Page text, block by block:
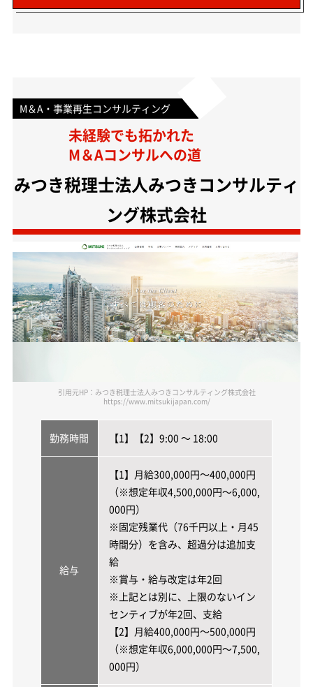
M＆A・事業再生コンサルティング
未経験でも拓かれた
M＆Aコンサルへの道
みつき税理士法人みつきコンサルティ
ング株式会社
引用元HP：みつき税理士法人みつきコンサルティング株式会社
https://www.mitsukijapan.com/
勤務時間 【1】【2】9:00 ～ 18:00
給与
【1】月給300,000円～400,000円
（※想定年収4,500,000円～6,000,
000円）
※固定残業代（76千円以上・月45
時間分）を含み、超過分は追加支
給
※賞与・給与改定は年2回
※上記とは別に、上限のないイン
センティブが年2回、支給
【2】月給400,000円～500,000円
（※想定年収6,000,000円～7,500,
000円）